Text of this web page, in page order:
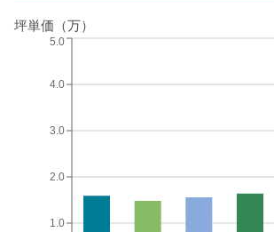
坪単価（万）
1.0
2.0
3.0
4.0
5.0